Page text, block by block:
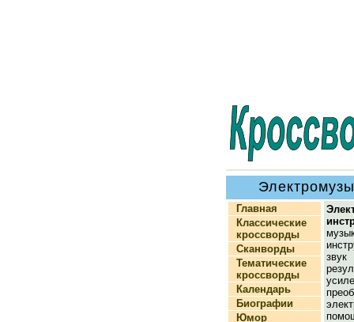
Главная
Классические
кроссворды
Сканворды
Тематические
кроссворды
Календарь
Биографии
Юмор